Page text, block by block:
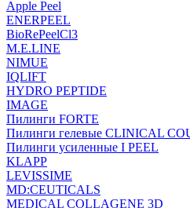
Apple Peel
ENERPEEL
BioRePeelCl3
M.E.LINE
NIMUE
IQLIFT
HYDRO PEPTIDE
IMAGE
Пилинги FORTE
Пилинги гелевые CLINICAL
Пилинги усиленные I PEEL
KLAPP
LEVISSIME
MD:CEUTICALS
MEDICAL COLLAGENE 3D